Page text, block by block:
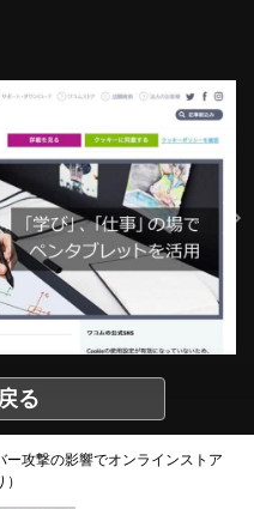
る
攻撃の影響でオンラインストア